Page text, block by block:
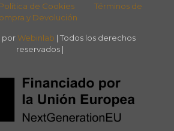
Política de Cookies
Términos de
y Devolución
por Webinlab | Todos los derechos
reservados |